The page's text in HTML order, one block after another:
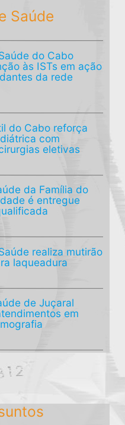
Saúde
do Cabo
às ISTs em ação
da rede
do Cabo reforça
com
eletivas
da Família do
é entregue
realiza mutirão
laqueadura
de Juçaral
em